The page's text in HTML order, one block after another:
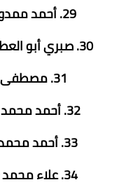
29. أحمد ممدوح محمد عبد الحميد دمياط
30. صبري أبو العطا محمد أبو العطا شمال سيناء
31. مصطفى محمد عامر جنوب سيناء
32. أحمد محمد متولي الطنطاوي الدقهلية
33. أحمد محمد محمد عبد النبي الدقهلية
34. علاء محمد محمود الدماصي الدقهلية